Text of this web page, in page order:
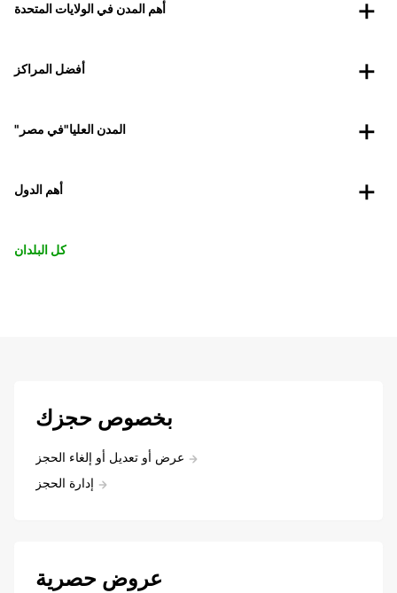
أهم المدن في الولايات المتحدة
أفضل المراكز
"المدن العليا"في مصر
أهم الدول
كل البلدان
بخصوص حجزك
عرض أو تعديل أو إلغاء الحجز
إدارة الحجز
عروض حصرية